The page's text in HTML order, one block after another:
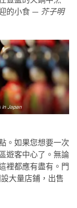
的小食 — 芥子明
in Japan
。如果您想要一次
遊客中心了。無論
裡都應有盡有。門
大量店鋪，出售